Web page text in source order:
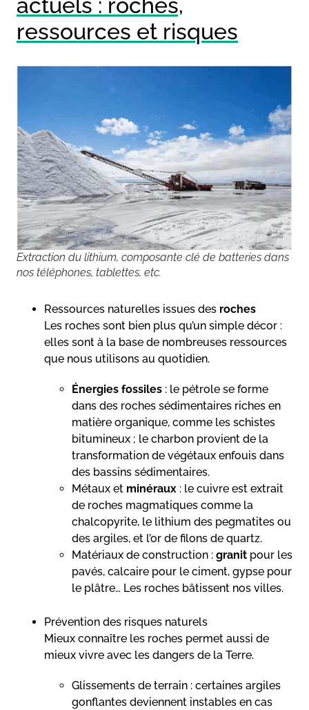
actuels : roches,
ressources et risques
Extraction du lithium, composante clé de batteries dans
nos téléphones, tablettes, etc.
Ressources naturelles issues des roches
Les roches sont bien plus qu’un simple décor :
elles sont à la base de nombreuses ressources
que nous utilisons au quotidien.
Énergies fossiles : le pétrole se forme
dans des roches sédimentaires riches en
matière organique, comme les schistes
bitumineux ; le charbon provient de la
transformation de végétaux enfouis dans
des bassins sédimentaires.
Métaux et minéraux : le cuivre est extrait
de roches magmatiques comme la
chalcopyrite, le lithium des pegmatites ou
des argiles, et l’or de filons de quartz.
Matériaux de construction : granit pour les
pavés, calcaire pour le ciment, gypse pour
le plâtre… Les roches bâtissent nos villes.
Prévention des risques naturels
Mieux connaître les roches permet aussi de
mieux vivre avec les dangers de la Terre.
Glissements de terrain : certaines argiles
gonflantes deviennent instables en cas